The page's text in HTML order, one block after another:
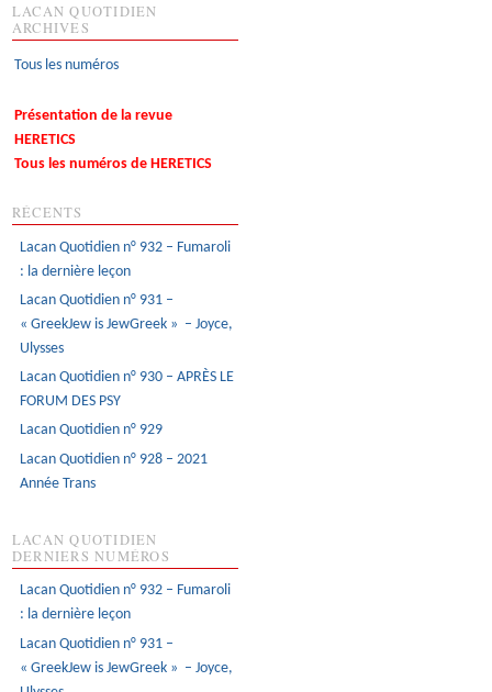
LACAN QUOTIDIEN
ARCHIVES
Tous les numéros
Présentation de la revue
HERETICS
Tous les numéros de HERETICS
RÉCENTS
Lacan Quotidien n° 932 – Fumaroli
: la dernière leçon
Lacan Quotidien n° 931 –
« GreekJew is JewGreek » – Joyce,
Ulysses
Lacan Quotidien n° 930 – APRÈS LE
FORUM DES PSY
Lacan Quotidien n° 929
Lacan Quotidien n° 928 – 2021
Année Trans
LACAN QUOTIDIEN
DERNIERS NUMÉROS
Lacan Quotidien n° 932 – Fumaroli
: la dernière leçon
Lacan Quotidien n° 931 –
« GreekJew is JewGreek » – Joyce,